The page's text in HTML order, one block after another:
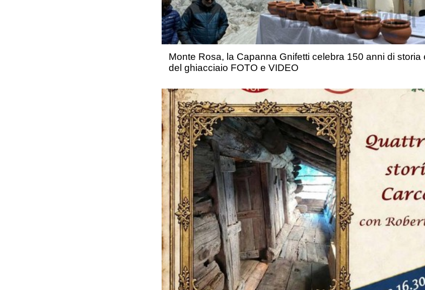
Monte Rosa, la Capanna Gnifetti celebra 150 anni di storia
del ghiacciaio FOTO e VIDEO